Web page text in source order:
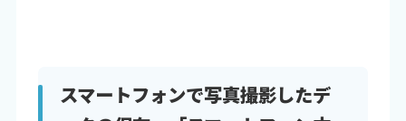
スマートフォンで写真撮影したデ